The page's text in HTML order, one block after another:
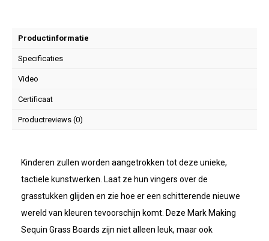
Productinformatie
Specificaties
Video
Certificaat
Productreviews (0)
Kinderen zullen worden aangetrokken tot deze unieke,
tactiele kunstwerken. Laat ze hun vingers over de
grasstukken glijden en zie hoe er een schitterende nieuwe
wereld van kleuren tevoorschijn komt. Deze Mark Making
Sequin Grass Boards zijn niet alleen leuk, maar ook